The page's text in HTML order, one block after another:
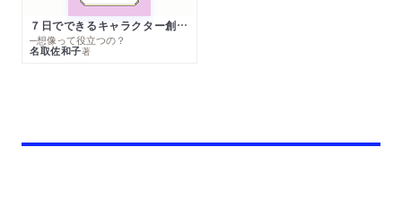
７日でできるキャラクター創作入門
─想像って役立つの？
名取佐和子著